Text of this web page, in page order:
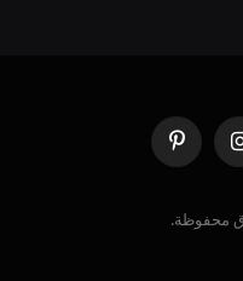
الانستغرامبينتيريست